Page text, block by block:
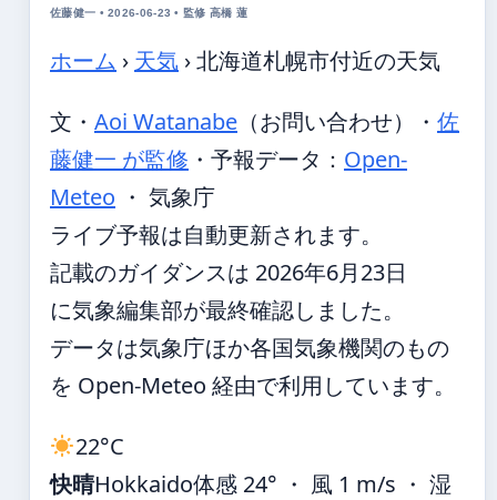
佐藤健一 • 2026-06-23 • 監修 高橋 蓮
ホーム › 天気 ›北海道札幌市付近の天気
文・ Aoi Watanabe （お問い合わせ） ・ 佐
藤健一 が監修 ・ 予報データ： Open-
Meteo ・ 気象庁
ライブ予報は自動更新されます。
記載のガイダンスは 2026年6月23日
に気象編集部が最終確認しました。
データは気象庁ほか各国気象機関のもの
を Open-Meteo 経由で利用しています。
22°C
快晴Hokkaido体感 24° ・ 風 1 m/s ・ 湿